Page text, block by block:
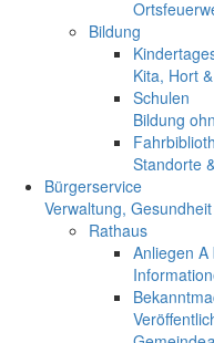
Bildung
Kita, Hort
Schulen
Bildung
Standorte
Bürgerservice
Verwaltung,
Rathaus
Anliegen A